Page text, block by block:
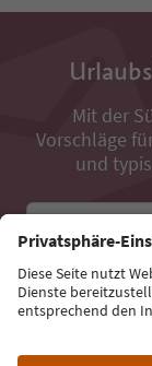
Mit der
Vorschläge
und